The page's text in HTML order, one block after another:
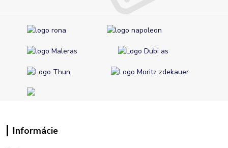
Informácie